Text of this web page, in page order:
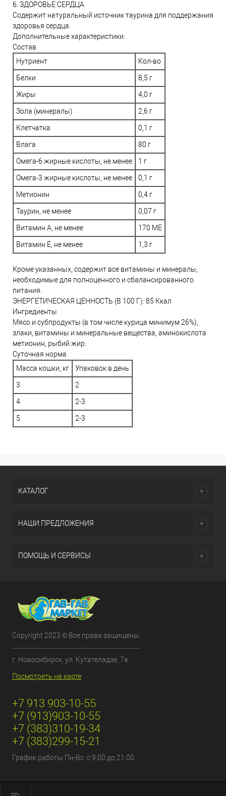
6. ЗДОРОВЬЕ СЕРДЦА
Содержит натуральный источник таурина для поддержания
здоровья сердца.
Дополнительные характеристики:
Состав
Нутриент
Кол-во
Белки 8,5 г
Жиры 4,0 г
Зола (минералы) 2,6 г
Клетчатка 0,1 г
Влага 80 г
Омега-6 жирные кислоты, не менее 1 г
Омега-3 жирные кислоты, не менее 0,1 г
Метионин 0,4 г
Таурин, не менее 0,07 г
Витамин А, не менее 170 МЕ
Витамин Е, не менее 1,3 г
Кроме указанных, содержит все витамины и минералы,
необходимые для полноценного и сбалансированного
питания.
ЭНЕРГЕТИЧЕСКАЯ ЦЕННОСТЬ (В 100 Г): 85 Ккал
Ингредиенты
Мясо и субпродукты (в том числе курица минимум 26%),
злаки, витамины и минеральные вещества, аминокислота
метионин, рыбий жир.
Суточная норма
Масса кошки, кг
Упаковок в день
3 2
4 2-3
5 2-3
КАТАЛОГ
НАШИ ПРЕДЛОЖЕНИЯ
ПОМОЩЬ И СЕРВИСЫ
Copyright 2023 © Все права защищены.
г. Новосибирск, ул. Кутателадзе, 7а
Посмотреть на карте
+7 913 903-10-55
+7 (913)903-10-55
+7 (383)310-19-34
+7 (383)299-15-21
График работы Пн-Вс: с 9:00 до 21:00